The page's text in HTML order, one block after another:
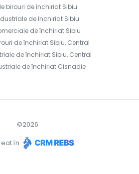
birouri de închiriat Sibiu
de închiriat Sibiu
de închiriat Sibiu
de închiriat Sibiu, Central
de închiriat Sibiu, Central
de închiriat Cisnadie
©2026
în